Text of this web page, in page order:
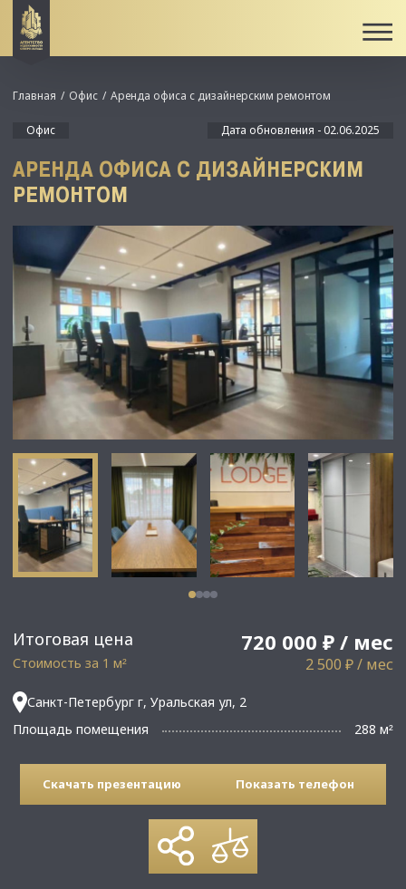
Итоговая цена 720 000 ₽ / мес
Стоимость за 1 м² 2 500 ₽ / мес
Санкт-Петербург г, Уральская ул, 2
Площадь помещения
288 м²
Главная Офис Аренда офиса с дизайнерским ремонтом
Офис Дата обновления - 02.06.2025
АРЕНДА ОФИСА С ДИЗАЙНЕРСКИМ
РЕМОНТОМ
Скачать презентацию Показать телефон